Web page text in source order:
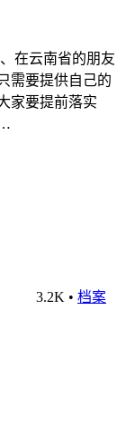
在云南省的朋友
需要提供自己的
家要提前落实
3.2K • 档案